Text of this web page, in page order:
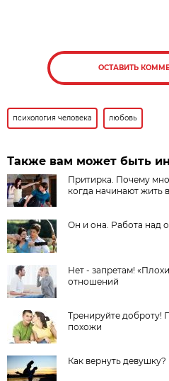
ОСТАВИТЬ
психология человека любовь
Также вам может быть
Притирка. Почему
когда начинают жить
Он и она. Работа над
Нет - запретам!​
отношений
Тренируйте доброту!
похожи
Как вернуть девушку?